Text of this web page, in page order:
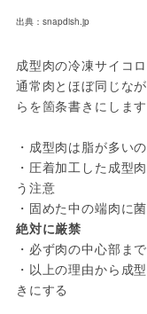
出典：snapdish.jp
成型肉の冷凍サイコ
通常肉とほぼ同じな
らを箇条書きにします
・成型肉は脂が多い
・圧着加工した成型
う注意
・固めた中の端肉に
絶対に厳禁
・必ず肉の中心部ま
・以上の理由から成
きにする